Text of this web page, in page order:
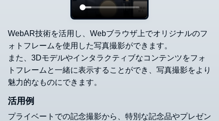
WebAR技術を活用し、Webブラウザ上でオリジナルのフ
ォトフレームを使用した写真撮影ができます。
また、3Dモデルやインタラクティブなコンテンツをフォ
トフレームと一緒に表示することができ、写真撮影をより
魅力的なものにできます。
活用例
プライベートでの記念撮影から、特別な記念品やプレゼン